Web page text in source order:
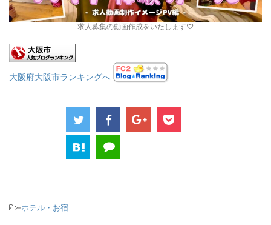
求人募集の動画作成をいたします♡
大阪府大阪市ランキングへ
-ホテル・お宿